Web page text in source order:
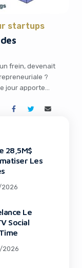
startups
frein, devenait
?
jour apporte
peut
28,5M$
Les
Le
Social